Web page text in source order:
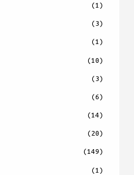
(1)
(3)
(1)
(10)
(3)
(6)
(14)
(20)
(149)
(1)